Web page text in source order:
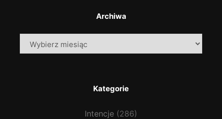
Archiwa
Archiwa
Kategorie
Intencje (286)